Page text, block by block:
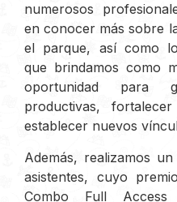
numerosos
en conocer más sobre
el parque, así como
que brindamos como
oportunidad para
productivas,
establecer nuevos
Además, realizamos
asistentes, cuyo
Combo Full